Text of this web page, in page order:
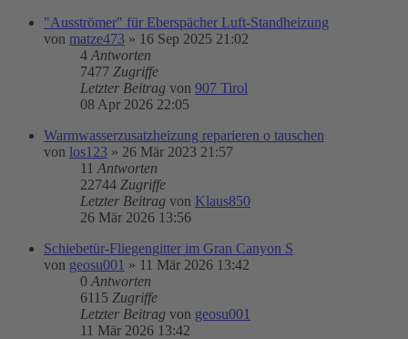
"Ausströmer" für Eberspächer Luft-Standheizung
von matze473 » 16 Sep 2025 21:02
4 Antworten
7477 Zugriffe
Letzter Beitrag von 907 Tirol
08 Apr 2026 22:05
Warmwasserzusatzheizung reparieren o tauschen
von los123 » 26 Mär 2023 21:57
11 Antworten
22744 Zugriffe
Letzter Beitrag von Klaus850
26 Mär 2026 13:56
Schiebetür-Fliegengitter im Gran Canyon S
von geosu001 » 11 Mär 2026 13:42
0 Antworten
6115 Zugriffe
Letzter Beitrag von geosu001
11 Mär 2026 13:42